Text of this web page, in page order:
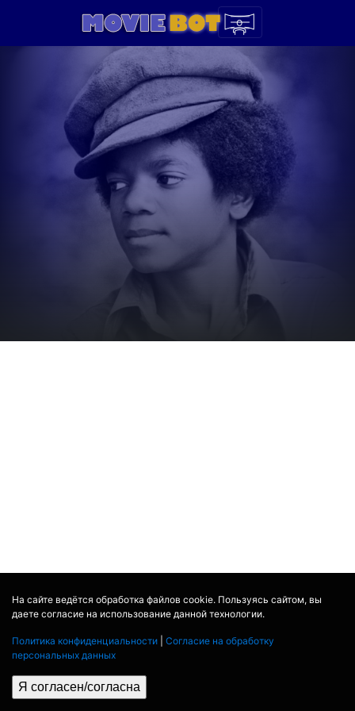
На сайте ведётся обработка файлов cookie. Пользуясь сайтом, вы
даете согласие на использование данной технологии.
Политика конфиденциальности
Согласие на обработку
персональных данных
Я согласен/согласна